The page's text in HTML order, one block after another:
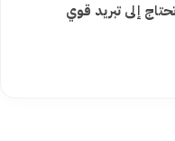
إلى تبريد قوي